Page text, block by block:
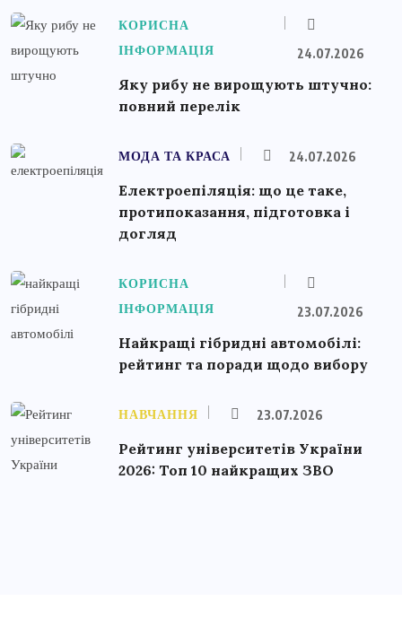
КОРИСНА
ІНФОРМАЦІЯ
24.07.2026
Яку рибу не вирощують штучно:
повний перелік
МОДА ТА КРАСА 24.07.2026
Електроепіляція: що це таке,
протипоказання, підготовка і
догляд
КОРИСНА
ІНФОРМАЦІЯ
23.07.2026
Найкращі гібридні автомобілі:
рейтинг та поради щодо вибору
НАВЧАННЯ 23.07.2026
Рейтинг університетів України
2026: Топ 10 найкращих ЗВО